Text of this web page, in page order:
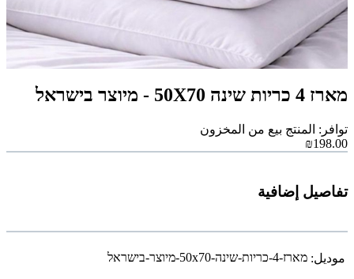
מארז 4 כריות שינה 50X70 - מיוצר בישראל
توافر: المنتج بيع من المخزون
₪198.00
تفاصيل إضافية
موديل: מארז-4-כריות-שינה-50x70-מיוצר-בישראל